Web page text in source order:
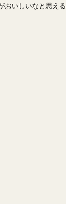
おいしいなと思える